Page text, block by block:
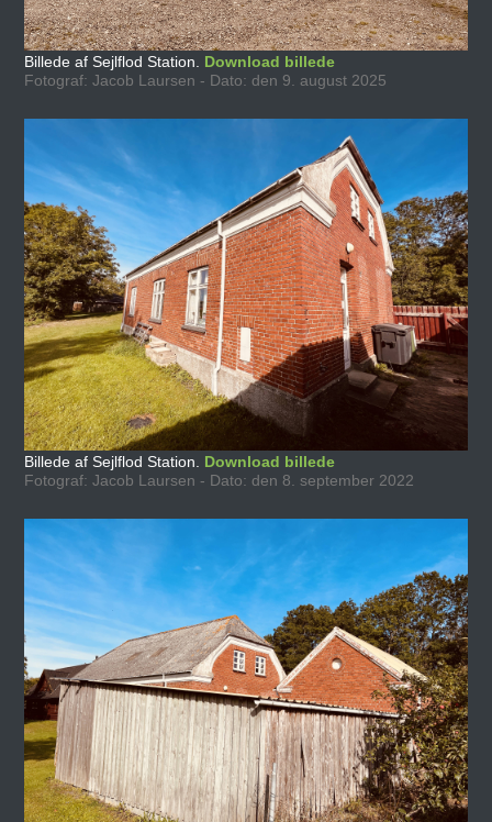
Billede af Sejlflod Station. Download billede
Fotograf: Jacob Laursen - Dato: den 9. august 2025
Billede af Sejlflod Station. Download billede
Fotograf: Jacob Laursen - Dato: den 8. september 2022